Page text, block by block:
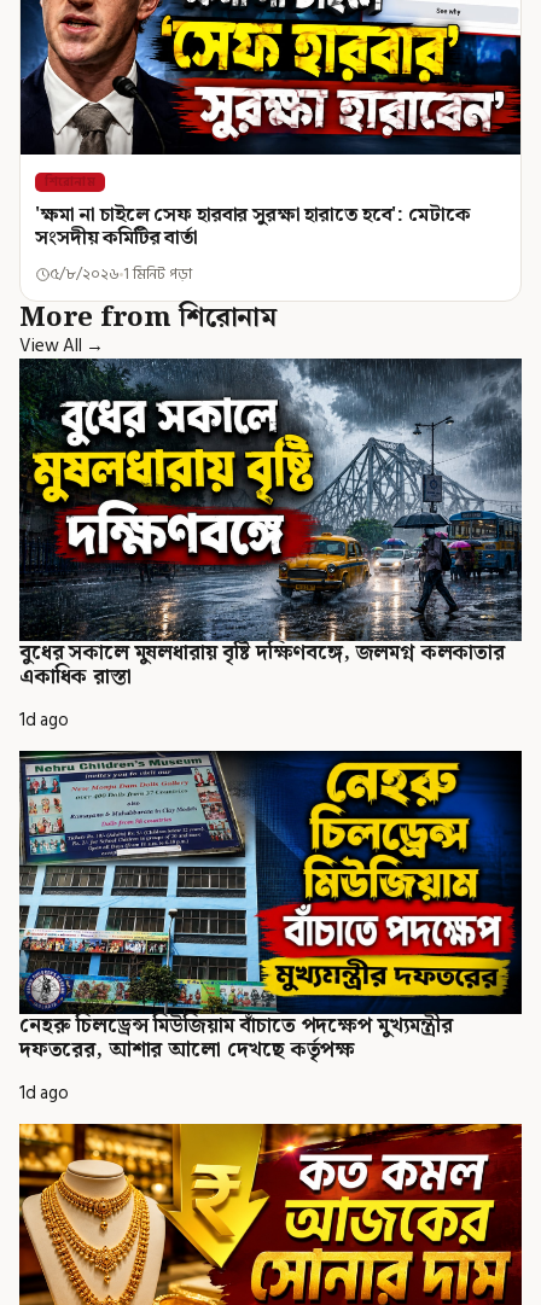
শিরোনাম
'ক্ষমা না চাইলে সেফ হারবার সুরক্ষা হারাতে হবে': মেটাকে
সংসদীয় কমিটির বার্তা
৫/৮/২০২৬ 1 মিনিট পড়া
More from শিরোনাম
View All →
বুধের সকালে মুষলধারায় বৃষ্টি দক্ষিণবঙ্গে, জলমগ্ন কলকাতার
একাধিক রাস্তা
1d ago
নেহরু চিলড্রেন্স মিউজিয়াম বাঁচাতে পদক্ষেপ মুখ্যমন্ত্রীর
দফতরের, আশার আলো দেখছে কর্তৃপক্ষ
1d ago